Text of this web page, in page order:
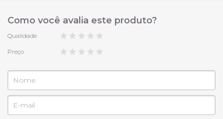
Como você avalia este produto?
Qualidade
Preço